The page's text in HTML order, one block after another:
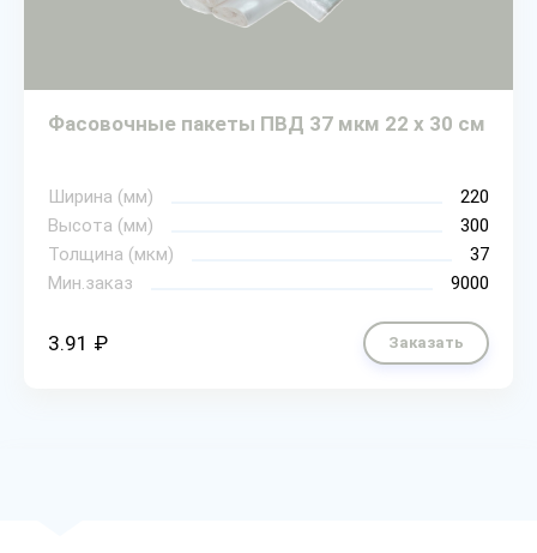
Фасовочные пакеты ПВД 37 мкм 22 х 30 см
Ширина (мм)
220
Высота (мм)
300
Толщина (мкм)
37
Мин.заказ
9000
3.91 ₽ Заказать